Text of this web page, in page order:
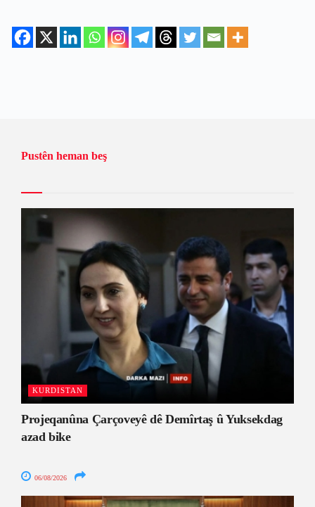
Pustên heman beş
KURDISTAN
Projeqanûna Çarçoveyê dê Demîrtaş û Yuksekdag
azad bike
06/08/2026